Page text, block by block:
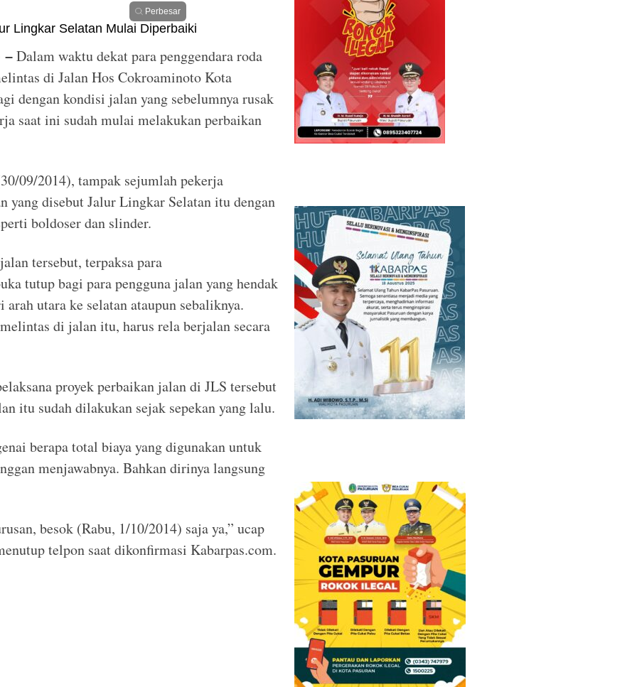
Perbesar
– Dalam waktu dekat para penggendara roda
di Jalan Hos Cokroaminoto Kota
dengan kondisi jalan yang sebelumnya rusak
saat ini sudah mulai melakukan perbaikan
09/2014), tampak sejumlah pekerja
yang disebut Jalur Lingkar Selatan itu dengan
boldoser dan slinder.
tersebut, terpaksa para
tutup bagi para pengguna jalan yang hendak
utara ke selatan ataupun sebaliknya.
di jalan itu, harus rela berjalan secara
proyek perbaikan jalan di JLS tersebut
itu sudah dilakukan sejak sepekan yang lalu.
berapa total biaya yang digunakan untuk
menjawabnya. Bahkan dirinya langsung
besok (Rabu, 1/10/2014) saja ya,” ucap
telpon saat dikonfirmasi Kabarpas.com.